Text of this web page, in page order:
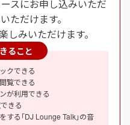
スにお申し込みいただ
ただけます。
しみいただけます。
ること
クできる
覧できる
が利用できる
きる
する｢DJ Lounge Talk｣の音